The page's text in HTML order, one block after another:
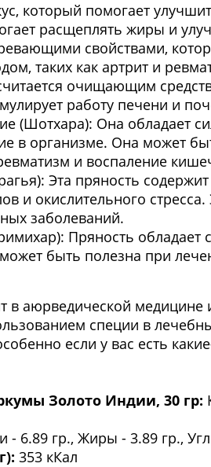
который помогает
расщеплять жиры и
свойствами,
таких как артрит и
очищающим
работу печени и
(Шотхара): Она обладает
в организме. Она может
и воспаление
Эта пряность
и окислительного
заболеваний.
Пряность
быть полезна при
в аюрведической
специи в
если у вас есть
Золото Индии, 30 гр:
- 6.89 гр., Жиры - 3.89 гр.,
353 кКал